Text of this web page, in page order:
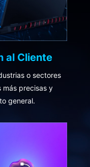
al Cliente
o sectores
más precisas y
general.